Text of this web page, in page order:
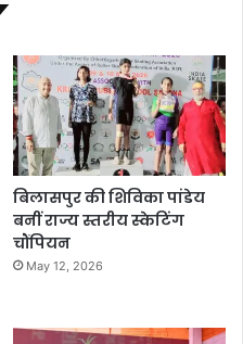
बिलासपुर की शिविका पांडेय
बनीं राज्य स्तरीय स्केटिंग
चौंपियन
May 12, 2026